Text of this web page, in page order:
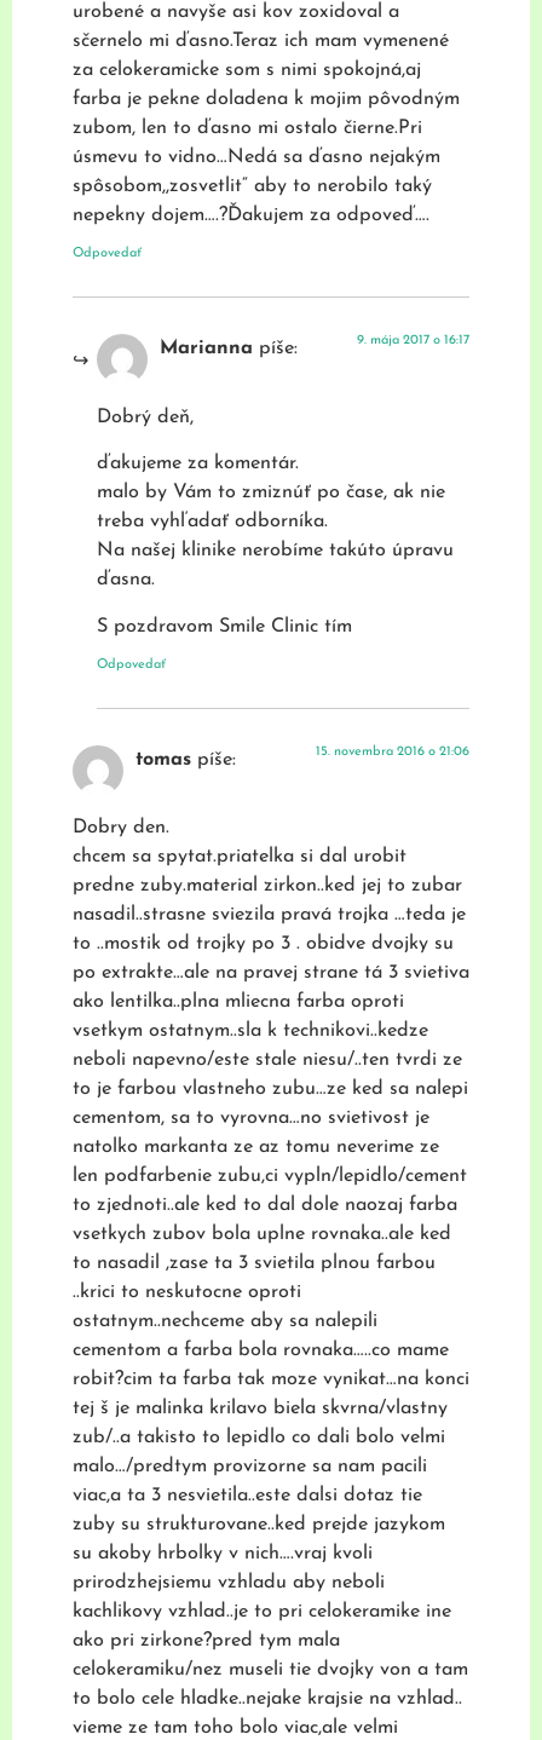
urobené a navyše asi kov zoxidoval a
sčernelo mi ďasno.Teraz ich mam vymenené
za celokeramicke som s nimi spokojná,aj
farba je pekne doladena k mojim pôvodným
zubom, len to ďasno mi ostalo čierne.Pri
úsmevu to vidno…Nedá sa ďasno nejakým
spôsobom,,zosvetlit“ aby to nerobilo taký
nepekny dojem….?Ďakujem za odpoveď….
Odpovedať
Marianna píše: 9. mája 2017 o 16:17
Dobrý deň,
ďakujeme za komentár.
malo by Vám to zmiznúť po čase, ak nie
treba vyhľadať odborníka.
Na našej klinike nerobíme takúto úpravu
ďasna.
S pozdravom Smile Clinic tím
Odpovedať
tomas píše: 15. novembra 2016 o 21:06
Dobry den.
chcem sa spytat.priatelka si dal urobit
predne zuby.material zirkon..ked jej to zubar
nasadil..strasne sviezila pravá trojka …teda je
to ..mostik od trojky po 3 . obidve dvojky su
po extrakte…ale na pravej strane tá 3 svietiva
ako lentilka..plna mliecna farba oproti
vsetkym ostatnym..sla k technikovi..kedze
neboli napevno/este stale niesu/..ten tvrdi ze
to je farbou vlastneho zubu…ze ked sa nalepi
cementom, sa to vyrovna…no svietivost je
natolko markanta ze az tomu neverime ze
len podfarbenie zubu,ci vypln/lepidlo/cement
to zjednoti..ale ked to dal dole naozaj farba
vsetkych zubov bola uplne rovnaka..ale ked
to nasadil ,zase ta 3 svietila plnou farbou
..krici to neskutocne oproti
ostatnym..nechceme aby sa nalepili
cementom a farba bola rovnaka…..co mame
robit?cim ta farba tak moze vynikat…na konci
tej š je malinka krilavo biela skvrna/vlastny
zub/..a takisto to lepidlo co dali bolo velmi
malo…/predtym provizorne sa nam pacili
viac,a ta 3 nesvietila..este dalsi dotaz tie
zuby su strukturovane..ked prejde jazykom
su akoby hrbolky v nich….vraj kvoli
prirodzhejsiemu vzhladu aby neboli
kachlikovy vzhlad..je to pri celokeramike ine
ako pri zirkone?pred tym mala
celokeramiku/nez museli tie dvojky von a tam
to bolo cele hladke..nejake krajsie na vzhlad..
vieme ze tam toho bolo viac,ale velmi